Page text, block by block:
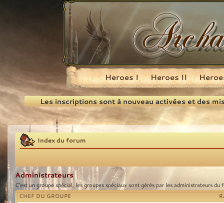
Recherche
Heroes I Heroes II
Les inscriptions sont à nouveau activées et des
Index du forum
Administrateurs
C’est un groupe spécial, les groupes spéciaux sont gérés par les administrateurs du
CHEF DU GROUPE